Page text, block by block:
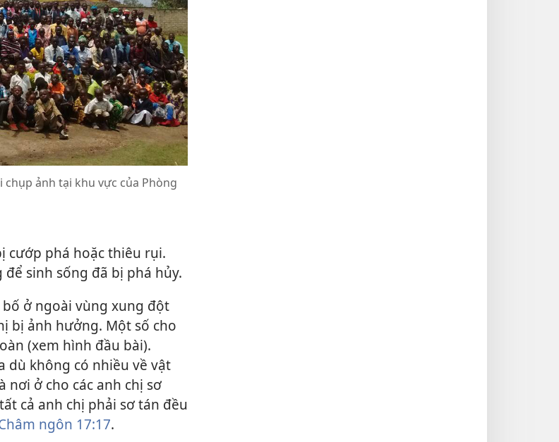
ảnh tại khu vực của Phòng
cướp phá hoặc thiêu rụi.
sinh sống đã bị phá hủy.
ở ngoài vùng xung đột
bị ảnh hưởng. Một số cho
(xem hình đầu bài).
dù không có nhiều về vật
nơi ở cho các anh chị sơ
cả anh chị phải sơ tán đều
ngôn 17:17.